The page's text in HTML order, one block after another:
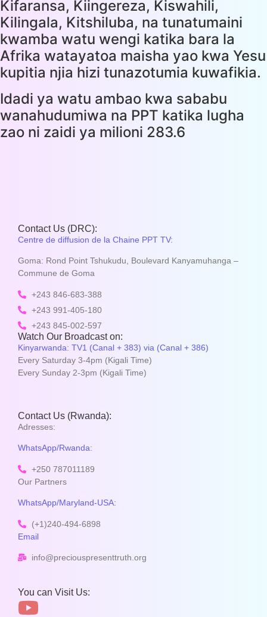
Kifaransa, Kiingereza, Kiswahili,
Kilingala, Kitshiluba, na tunatumaini
kwamba watu wengi katika bara la
Afrika watayatoa maisha yao kwa Yesu
kupitia njia hizi tunazotumia kuwafikia.
Idadi ya watu ambao kwa sababu
wanahudumiwa na PPT katika lugha
zao ni zaidi ya milioni 283.6
Contact Us (DRC):
Centre de diffusion de la Chaine PPT TV:
Goma: Rond Point Tshukudu, Boulevard Kanyamuhanga –
Commune de Goma
+243 846-683-388
+243 991-405-180
+243 845-002-597
Watch Our Broadcast on:
Kinyarwanda: TV1 (Canal + 383) via (Canal + 386)
Every Saturday 3-4pm (Kigali Time)
Every Sunday 2-3pm (Kigali Time)
Contact Us (Rwanda):
Adresses:
WhatsApp/Rwanda:
+250 787011189
Our Partners
WhatsApp/Maryland-USA:
(+1)240-494-6898
Email
info@preciouspresenttruth.org
You can Visit Us: